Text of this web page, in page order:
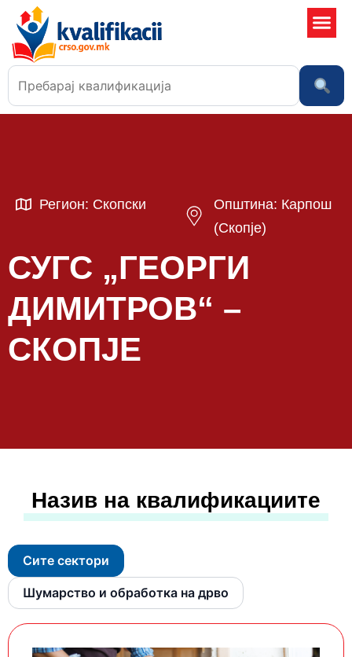
Регион: Скопски
Општина: Карпош
(Скопје)
СУГС „ГЕОРГИ
ДИМИТРОВ“ –
СКОПЈЕ
Назив на квалификациите
Сите сектори
Шумарство и обработка на дрво